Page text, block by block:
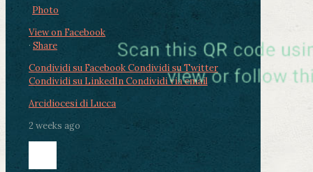
Photo
View on Facebook
· Share
Condividi su FacebookCondividi su Twitter
Condividi su LinkedInCondividi via email
Arcidiocesi di Lucca
2 weeks ago